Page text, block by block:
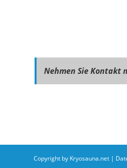
Nehmen Sie Kontakt
Copyright by Kryosauna.net |